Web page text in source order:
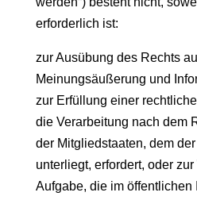
erforderlich ist:
zur Ausübung des Rechts
Meinungsäußerung und
zur Erfüllung einer
die Verarbeitung nach dem
der Mitgliedstaaten, dem
unterliegt, erfordert, oder
Aufgabe, die im öffentlichen